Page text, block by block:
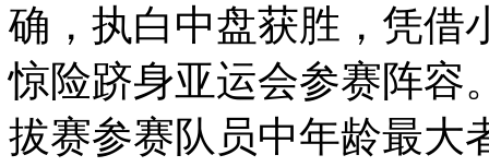
确，执白中盘获胜，凭借
惊险跻身亚运会参赛阵容
拔赛参赛队员中年龄最大